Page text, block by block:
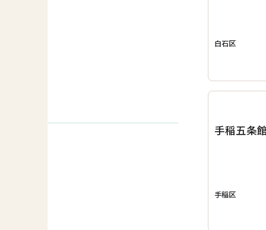
白石区
手稲五条
手稲区